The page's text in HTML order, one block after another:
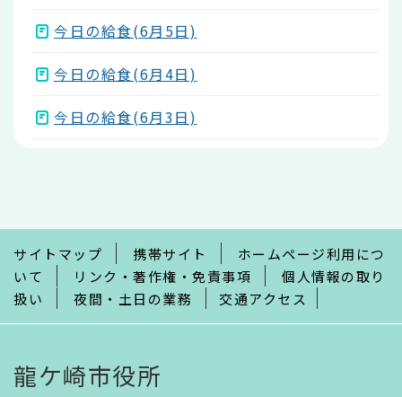
今日の給食(6月5日)
今日の給食(6月4日)
今日の給食(6月3日)
で
サイトマップ 携帯サイト
ホームページ利用につ
いて
リンク・著作権・免責事項
個人情報の取り
扱い
夜間・土日の業務 交通アクセス
龍ケ崎市役所